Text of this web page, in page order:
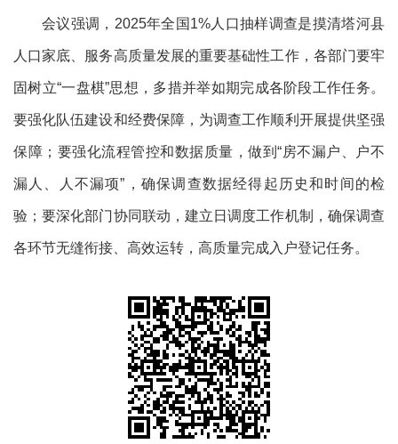
会议强调，2025年全国1%人口抽样调查是摸清塔河县
人口家底、服务高质量发展的重要基础性工作，各部门要牢
固树立“一盘棋”思想，多措并举如期完成各阶段工作任务。
要强化队伍建设和经费保障，为调查工作顺利开展提供坚强
保障；要强化流程管控和数据质量，做到“房不漏户、户不
漏人、人不漏项”，确保调查数据经得起历史和时间的检
验；要深化部门协同联动，建立日调度工作机制，确保调查
各环节无缝衔接、高效运转，高质量完成入户登记任务。